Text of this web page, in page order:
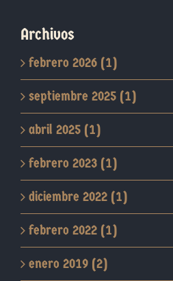
Archivos
febrero 2026 (1)
septiembre 2025 (1)
abril 2025 (1)
febrero 2023 (1)
diciembre 2022 (1)
febrero 2022 (1)
enero 2019 (2)